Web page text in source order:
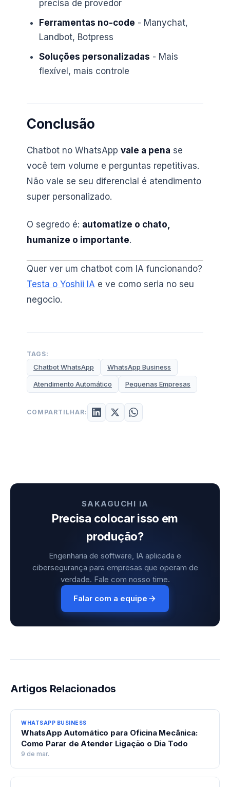
precisa de provedor
Ferramentas no-code - Manychat,
Landbot, Botpress
Soluções personalizadas - Mais
flexível, mais controle
Conclusão
Chatbot no WhatsApp vale a pena se
você tem volume e perguntas repetitivas.
Não vale se seu diferencial é atendimento
super personalizado.
O segredo é: automatize o chato,
humanize o importante.
Quer ver um chatbot com IA funcionando?
Testa o Yoshii IA e ve como seria no seu
negocio.
TAGS:
Chatbot WhatsApp WhatsApp Business
Atendimento Automático Pequenas Empresas
COMPARTILHAR:
SAKAGUCHI IA
Precisa colocar isso em
produção?
Engenharia de software, IA aplicada e
cibersegurança para empresas que operam de
verdade. Fale com nosso time.
Falar com a equipe
Artigos Relacionados
WHATSAPP BUSINESS
WhatsApp Automático para Oficina Mecânica:
Como Parar de Atender Ligação o Dia Todo
9 de mar.